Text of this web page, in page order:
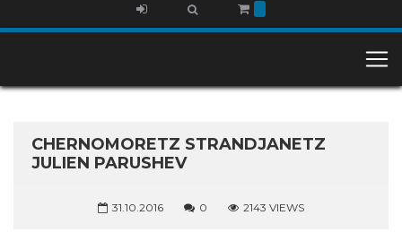
CHERNOMORETZ STRANDJANETZ
JULIEN PARUSHEV
31.10.2016 0 2143 VIEWS